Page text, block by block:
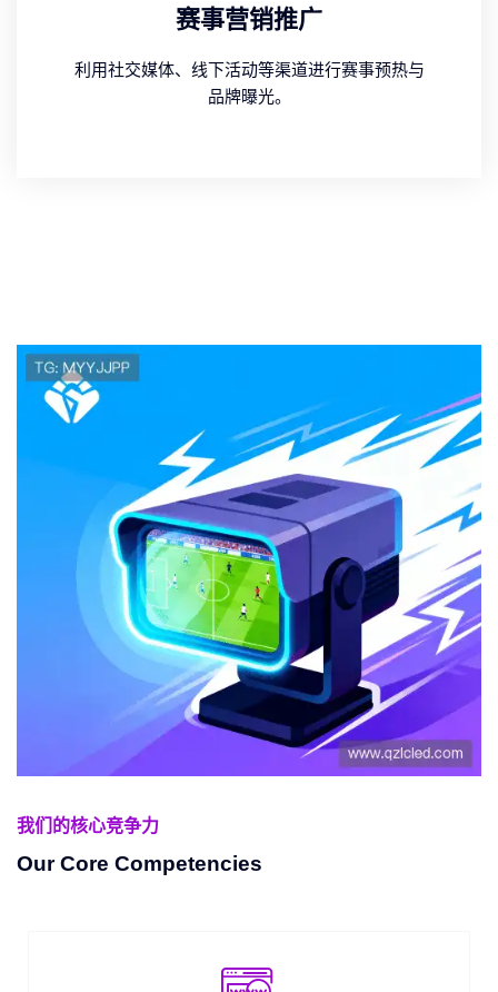
赛事营销推广
利用社交媒体、线下活动等渠道进行赛事预热与
品牌曝光。
我们的核心竞争力
Our Core Competencies